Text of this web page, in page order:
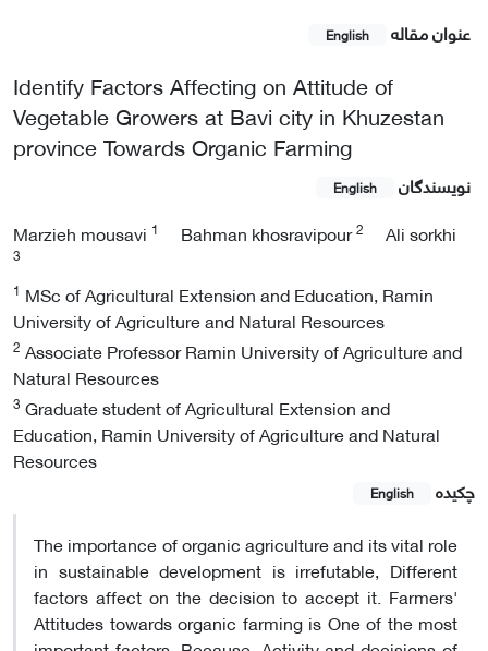
عنوان مقاله English
Identify Factors Affecting on Attitude of
Vegetable Growers at Bavi city in Khuzestan
province Towards Organic Farming
نویسندگان English
Marzieh mousavi 1 Bahman khosravipour2 Ali sorkhi
3
1 MSc of Agricultural Extension and Education, Ramin
University of Agriculture and Natural Resources
2 Associate Professor Ramin University of Agriculture and
Natural Resources
3 Graduate student of Agricultural Extension and
Education, Ramin University of Agriculture and Natural
Resources
چکیده
English
The importance of organic agriculture and its vital role
in sustainable development is irrefutable, Different
factors affect on the decision to accept it. Farmers'
Attitudes towards organic farming is One of the most